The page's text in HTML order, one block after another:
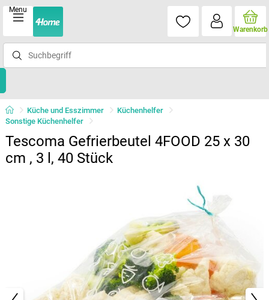
Menu
Warenkorb
Küche und Esszimmer
Küchenhelfer
Sonstige Küchenhelfer
Tescoma Gefrierbeutel 4FOOD 25 x 30
cm , 3 l, 40 Stück